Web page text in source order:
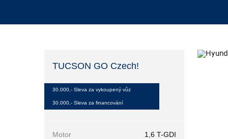
TUCSON GO Czech!
30.000,- Sleva za vykoupený vůz
30.000,- Sleva za financování
Motor
1,6 T-GDI